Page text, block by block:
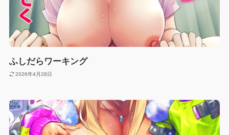
ふしだらワーキング
2026年4月28日